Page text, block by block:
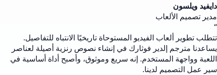
دايفيد ويلسون
مدير تصميم الألعاب
“
تتطلب تطوير ألعاب الفيديو المستوحاة تاريخيًا الانتباه للتفاصيل.
يساعدنا مترجم إلدير فوثارك في إنشاء نصوص رنزية أصيلة لعناصر
اللعبة وواجهة المستخدم. إنه سريع وموثوق، وأصبح أداة أساسية في
سير عمل التصميم لدينا.